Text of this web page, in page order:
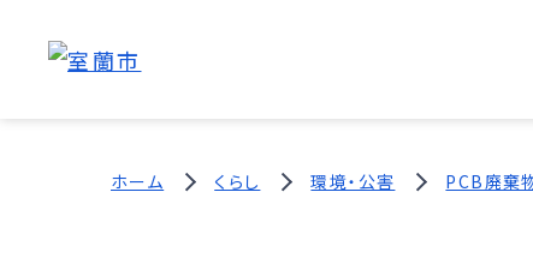
ホーム くらし 環境・公害 PCB廃棄